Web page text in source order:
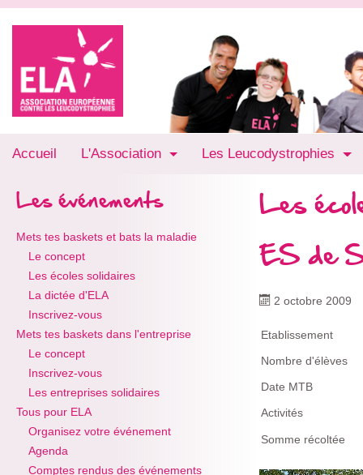
Accueil L'Association Les Leucodystrophies
Les événements
Mets tes baskets et bats la maladie
Le concept
Les écoles solidaires
La dictée d'ELA
Inscrivez-vous
Mets tes baskets dans l'entreprise
Le concept
Inscrivez-vous
Les entreprises solidaires
Tous pour ELA
Organisez votre événement
Agenda
Comptes rendus des événements
Les
ES de
2 octobre 2009
Etablissement
Nombre d'élèves
Date MTB
Activités
Somme récoltée